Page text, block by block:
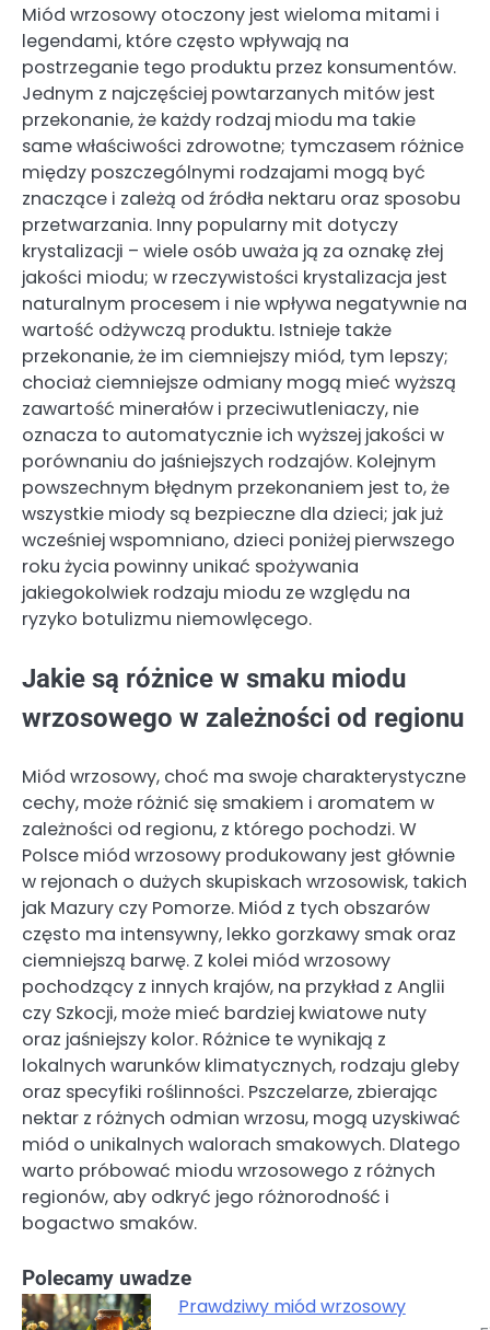
Miód wrzosowy otoczony jest wieloma mitami i
legendami, które często wpływają na
postrzeganie tego produktu przez konsumentów.
Jednym z najczęściej powtarzanych mitów jest
przekonanie, że każdy rodzaj miodu ma takie
same właściwości zdrowotne; tymczasem różnice
między poszczególnymi rodzajami mogą być
znaczące i zależą od źródła nektaru oraz sposobu
przetwarzania. Inny popularny mit dotyczy
krystalizacji – wiele osób uważa ją za oznakę złej
jakości miodu; w rzeczywistości krystalizacja jest
naturalnym procesem i nie wpływa negatywnie na
wartość odżywczą produktu. Istnieje także
przekonanie, że im ciemniejszy miód, tym lepszy;
chociaż ciemniejsze odmiany mogą mieć wyższą
zawartość minerałów i przeciwutleniaczy, nie
oznacza to automatycznie ich wyższej jakości w
porównaniu do jaśniejszych rodzajów. Kolejnym
powszechnym błędnym przekonaniem jest to, że
wszystkie miody są bezpieczne dla dzieci; jak już
wcześniej wspomniano, dzieci poniżej pierwszego
roku życia powinny unikać spożywania
jakiegokolwiek rodzaju miodu ze względu na
ryzyko botulizmu niemowlęcego.
Jakie są różnice w smaku miodu
wrzosowego w zależności od regionu
Miód wrzosowy, choć ma swoje charakterystyczne
cechy, może różnić się smakiem i aromatem w
zależności od regionu, z którego pochodzi. W
Polsce miód wrzosowy produkowany jest głównie
w rejonach o dużych skupiskach wrzosowisk, takich
jak Mazury czy Pomorze. Miód z tych obszarów
często ma intensywny, lekko gorzkawy smak oraz
ciemniejszą barwę. Z kolei miód wrzosowy
pochodzący z innych krajów, na przykład z Anglii
czy Szkocji, może mieć bardziej kwiatowe nuty
oraz jaśniejszy kolor. Różnice te wynikają z
lokalnych warunków klimatycznych, rodzaju gleby
oraz specyfiki roślinności. Pszczelarze, zbierając
nektar z różnych odmian wrzosu, mogą uzyskiwać
miód o unikalnych walorach smakowych. Dlatego
warto próbować miodu wrzosowego z różnych
regionów, aby odkryć jego różnorodność i
bogactwo smaków.
Polecamy uwadze
Prawdziwy miód wrzosowy